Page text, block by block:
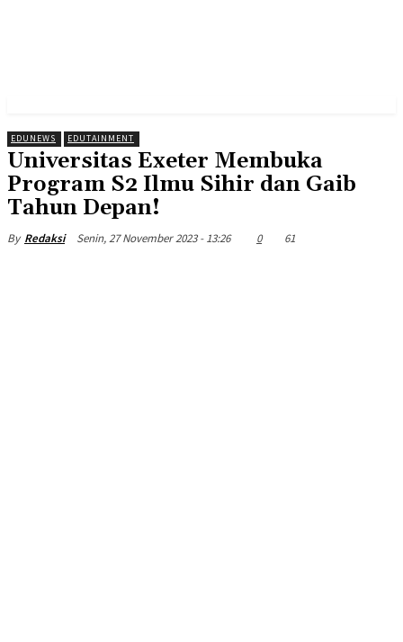
EDUNEWS EDUTAINMENT
Universitas Exeter Membuka
Program S2 Ilmu Sihir dan Gaib
Tahun Depan!
By Redaksi Senin, 27 November 2023 - 13:26 0 61